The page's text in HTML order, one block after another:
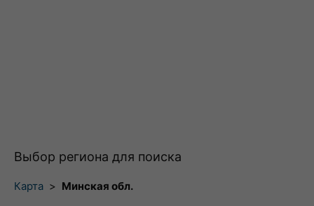
Выбор региона для поиска
Карта > Минская обл.